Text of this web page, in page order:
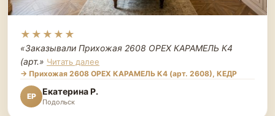
★★★★★
«Заказывали Прихожая 2608 ОРЕХ КАРАМЕЛЬ К4
(арт.» Читать далее
→ Прихожая 2608 ОРЕХ КАРАМЕЛЬ К4 (арт. 2608), КЕДР
ЕР Екатерина Р.
Подольск